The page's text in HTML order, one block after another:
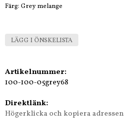
Färg: Grey melange
LÄGG I ÖNSKELISTA
Artikelnummer:
100-100-05grey68
Direktlänk:
Högerklicka och kopiera adressen